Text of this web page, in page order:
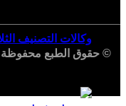
وكالات التصنيف
© حقوق الطبع